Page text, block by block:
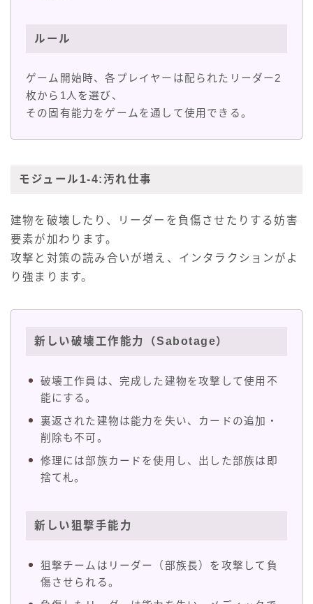
ルール
ゲーム開始時、各プレイヤーは配られたリーダー2
枚から1人を選び、
その固有能力をゲームを通して使用できる。
モジュール1-4:汚れ仕事
建物を破壊したり、リーダーを負傷させたりする妨害
要素が加わります。
攻撃と対策の読み合いが増え、インタラクションがよ
り強まります。
新しい破壊工作能力（Sabotage）
破壊工作員は、完成した建物を攻撃して使用不
能にする。
裏返された建物は能力を失い、カードの追加・
削除も不可。
修理には部族カードを使用し、出した部族は即
捨て札。
新しい狙撃手能力
狙撃チームはリーダー（部族長）を攻撃して負
傷させられる。